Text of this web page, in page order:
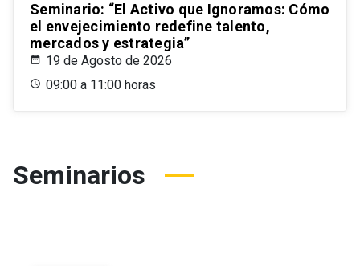
Seminario: “El Activo que Ignoramos: Cómo
el envejecimiento redefine talento,
mercados y estrategia”
19 de Agosto de 2026
09:00 a 11:00 horas
Seminarios